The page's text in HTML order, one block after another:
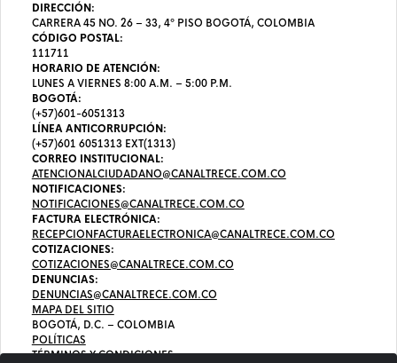
DIRECCIÓN:
CARRERA 45 NO. 26 – 33, 4º PISO BOGOTÁ, COLOMBIA
CÓDIGO POSTAL:
111711
HORARIO DE ATENCIÓN:
LUNES A VIERNES 8:00 A.M. – 5:00 P.M.
BOGOTÁ:
(+57)601-6051313
LÍNEA ANTICORRUPCIÓN:
(+57)601 6051313 EXT(1313)
CORREO INSTITUCIONAL:
ATENCIONALCIUDADANO@CANALTRECE.COM.CO
NOTIFICACIONES:
NOTIFICACIONES@CANALTRECE.COM.CO
FACTURA ELECTRÓNICA:
RECEPCIONFACTURAELECTRONICA@CANALTRECE.COM.CO
COTIZACIONES:
COTIZACIONES@CANALTRECE.COM.CO
DENUNCIAS:
DENUNCIAS@CANALTRECE.COM.CO
MAPA DEL SITIO
BOGOTÁ, D.C. – COLOMBIA
POLÍTICAS
TÉRMINOS Y CONDICIONES